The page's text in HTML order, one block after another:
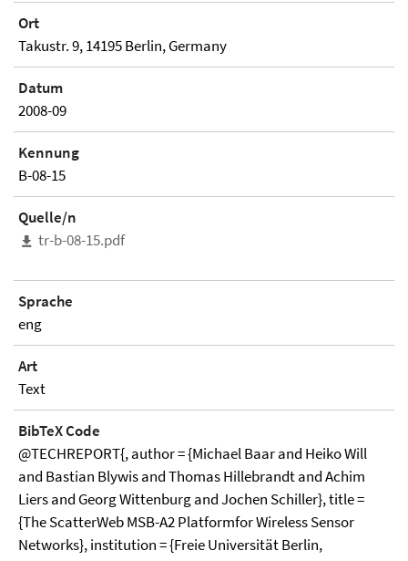
Ort
Takustr. 9, 14195 Berlin, Germany
Datum
2008-09
Kennung
B-08-15
Quelle/n
tr-b-08-15.pdf
Sprache
eng
Art
Text
BibTeX Code
@TECHREPORT{, author = {Michael Baar and Heiko Will
and Bastian Blywis and Thomas Hillebrandt and Achim
Liers and Georg Wittenburg and Jochen Schiller}, title =
{The ScatterWeb MSB-A2 Platformfor Wireless Sensor
Networks}, institution = {Freie Universität Berlin,